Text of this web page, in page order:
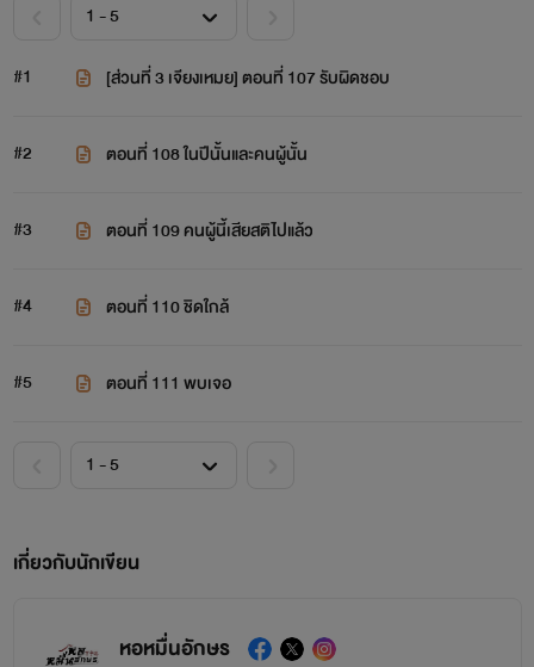
#1 [ส่วนที่ 3 เจียงเหมย] ตอนที่ 107 รับผิดชอบ
#2 ตอนที่ 108 ในปีนั้นและคนผู้นั้น
#3 ตอนที่ 109 คนผู้นี้เสียสติไปแล้ว
#4 ตอนที่ 110 ชิดใกล้
#5 ตอนที่ 111 พบเจอ
เกี่ยวกับนักเขียน
หอหมื่นอักษร